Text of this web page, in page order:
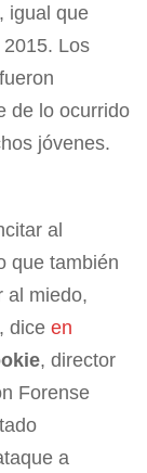
igual que
Los
de lo ocurrido
jóvenes.
al
que también
al miedo,
dice en
, director
Forense
a